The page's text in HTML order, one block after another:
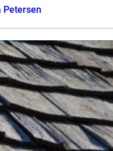
Petersen